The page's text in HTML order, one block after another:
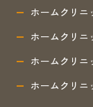
ホームクリニ
ホームクリニ
ホームクリニ
ホームクリニ